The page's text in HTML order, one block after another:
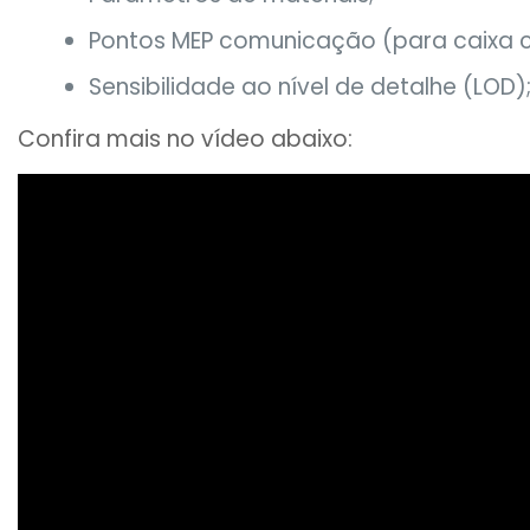
Pontos MEP comunicação (para
Sensibilidade ao nível de detalhe (LOD);
Confira mais no vídeo abaixo: